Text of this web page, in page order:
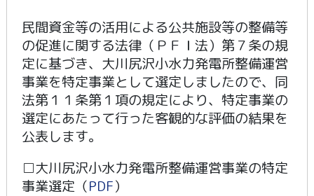
民間資金等の活用による公共施設等の整備等
の促進に関する法律（ＰＦＩ法）第７条の規
定に基づき、大川尻沢小水力発電所整備運営
事業を特定事業として選定しましたので、同
法第１１条第１項の規定により、特定事業の
選定にあたって行った客観的な評価の結果を
公表します。
□大川尻沢小水力発電所整備運営事業の特定
事業選定（PDF）